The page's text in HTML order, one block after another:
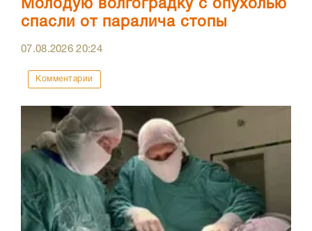
Молодую волгоградку с опухолью
спасли от паралича стопы
07.08.202620:24
Комментарии